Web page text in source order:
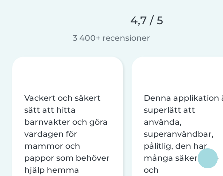
4,7 / 5
3 400+ recensioner
Vackert och säkert
sätt att hitta
barnvakter och göra
vardagen för
mammor och
pappor som behöver
hjälp hemma
Denna applikation
superlätt att
använda,
superanvändbar,
pålitlig, den har
många säkerhets-
och